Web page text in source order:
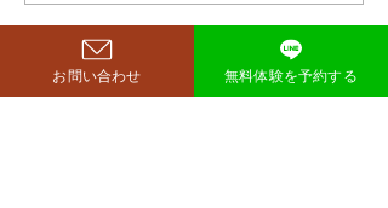
リー・若林正恭さんも驚きを
見せており、SNSでも大きく
お問い合わせ 無料体験を予約する